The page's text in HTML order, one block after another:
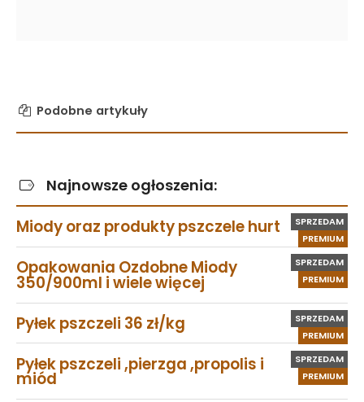
Podobne artykuły
Najnowsze ogłoszenia:
PREMIUM
SPRZEDAM
Miody oraz produkty pszczele hurt
PREMIUM
SPRZEDAM
Opakowania Ozdobne Miody
350/900ml i wiele więcej
PREMIUM
SPRZEDAM
Pyłek pszczeli 36 zł/kg
PREMIUM
SPRZEDAM
Pyłek pszczeli ,pierzga ,propolis i
miód